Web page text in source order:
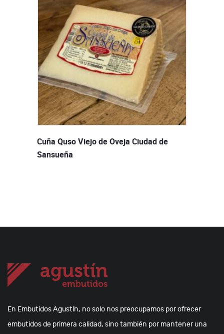
Cuña Quso Viejo de Oveja Ciudad de
Sansueña
En Embutidos Agustín, no solo nos preocupamos por ofrecer
embutidos de primera calidad, sino también por mantener una